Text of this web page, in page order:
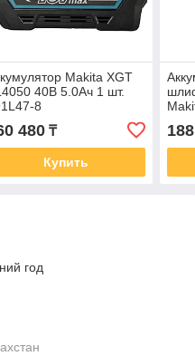
Makita XGT
40В 5.0Ач 1 шт.
8
480₸
Купить
год